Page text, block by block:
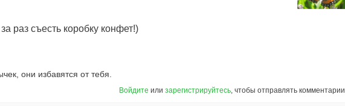
раз съесть коробку конфет!)
они избавятся от тебя.
Войдите или зарегистрируйтесь, чтобы отправлять комментарии